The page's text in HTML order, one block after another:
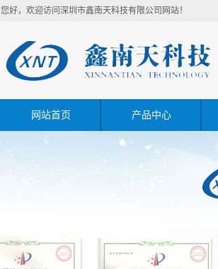
您好，欢迎访问深圳市鑫南天科技有限公司网站！
网站首页 产品中心
MicroSD TF SD系列
USB系列 SATA系列